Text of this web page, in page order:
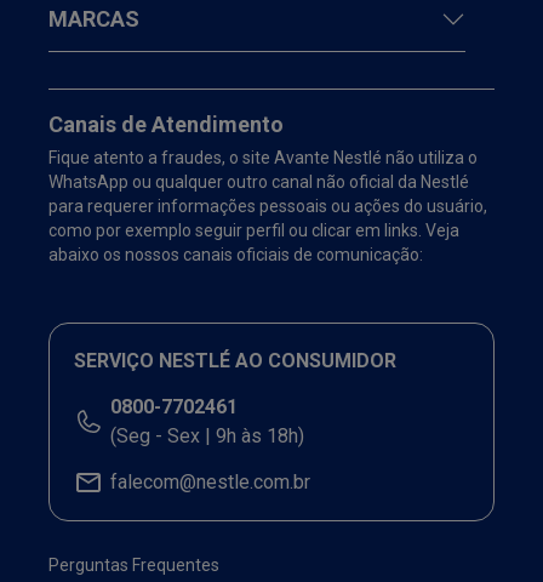
MARCAS
Canais de Atendimento
Fique atento a fraudes, o site Avante Nestlé não utiliza o
WhatsApp ou qualquer outro canal não oficial da Nestlé
para requerer informações pessoais ou ações do usuário,
como por exemplo seguir perfil ou clicar em links. Veja
abaixo os nossos canais oficiais de comunicação:
SERVIÇO NESTLÉ AO CONSUMIDOR
0800-7702461
(Seg - Sex | 9h às 18h)
falecom@nestle.com.br
Perguntas Frequentes